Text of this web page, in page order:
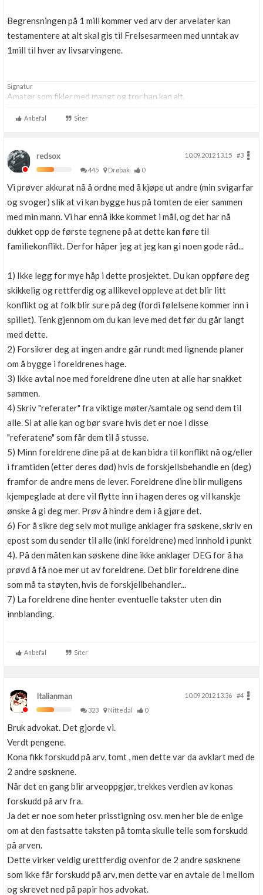
Begrensningen på 1 mill kommer ved arv der arvelater kan
testamentere at alt skal gis til Frelsesarmeen med unntak av
1mill til hver av livsarvingene.
Signatur
Amatør som fikler med mangt og tror han kan alt.
Anbefal Siter
redsox 10.09.2012 13.15
#3
445
Drøbak 0
Vi prøver akkurat nå å ordne med å kjøpe ut andre (min svigarfar
og svoger) slik at vi kan bygge hus på tomten de eier sammen
med min mann. Vi har ennå ikke kommet i mål, og det har nå
dukket opp de første tegnene på at dette kan føre til
familiekonflikt. Derfor håper jeg at jeg kan gi noen gode råd...
1) Ikke legg for mye håp i dette prosjektet. Du kan oppføre deg
skikkelig og rettferdig og allikevel oppleve at det blir litt
konflikt og at folk blir sure på deg (fordi følelsene kommer inn i
spillet). Tenk gjennom om du kan leve med det før du går langt
med dette.
2) Forsikrer deg at ingen andre går rundt med lignende planer
om å bygge i foreldrenes hage.
3) Ikke avtal noe med foreldrene dine uten at alle har snakket
sammen.
4) Skriv "referater" fra viktige møter/samtale og send dem til
alle. Si at alle kan og bør svare hvis det er noe i disse
"referatene" som får dem til å stusse.
5) Minn foreldrene dine på at de kan bidra til konflikt nå og/eller
i framtiden (etter deres død) hvis de forskjellsbehandle en (deg)
framfor de andre mens de lever. Foreldrene dine blir muligens
kjempeglade at dere vil flytte inn i hagen deres og vil kanskje
ønske å gi deg mer. Prøv å hindre dem i å gjøre det.
6) For å sikre deg selv mot mulige anklager fra søskene, skriv en
epost som du sender til alle (inkl foreldrene) med innhold i punkt
4). På den måten kan søskene dine ikke anklager DEG for å ha
prøvd å få noe mer ut av foreldrene. Det blir foreldrene dine
som må ta støyten, hvis de forskjellbehandler...
7) La foreldrene dine henter eventuelle takster uten din
innblanding.
Anbefal Siter
Italianman 10.09.2012 13.36
#4
323
Nittedal 0
Bruk advokat. Det gjorde vi.
Verdt pengene.
Kona fikk forskudd på arv, tomt , men dette var da avklart med de
2 andre søsknene.
Når det en gang blir arveoppgjør, trekkes verdien av konas
forskudd på arv fra.
Ja det er noe som heter prisstigning osv. men her ble de enige
om at den fastsatte taksten på tomta skulle telle som forskudd
på arven.
Dette virker veldig urettferdig ovenfor de 2 andre søsknene
som ikke får forskudd på arv, men dette var en avtale de i mellom
og skrevet ned på papir hos advokat.